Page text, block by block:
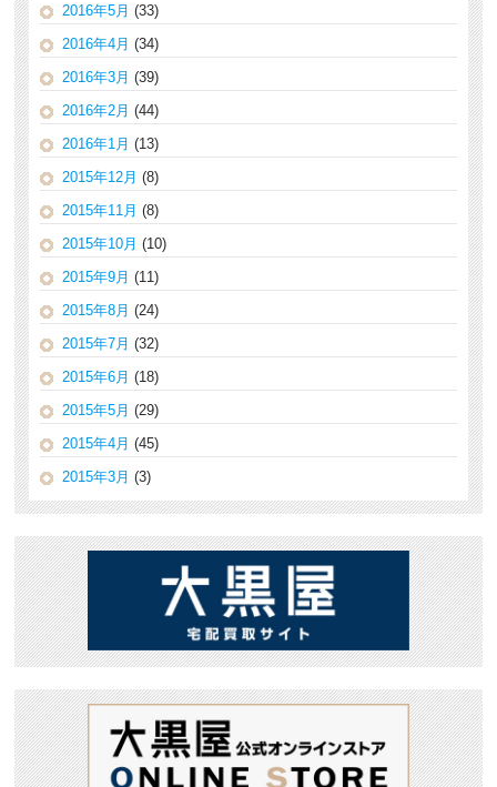
2016年5月 (33)
2016年4月 (34)
2016年3月 (39)
2016年2月 (44)
2016年1月 (13)
2015年12月 (8)
2015年11月 (8)
2015年10月 (10)
2015年9月 (11)
2015年8月 (24)
2015年7月 (32)
2015年6月 (18)
2015年5月 (29)
2015年4月 (45)
2015年3月 (3)